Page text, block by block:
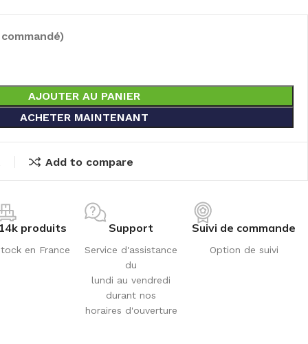
AJOUTER AU PANIER
ACHETER MAINTENANT
Add to compare
produits
en France
Support
Service d'assistance
du
lundi au vendredi
durant nos
horaires d'ouverture
Suivi de commande
Option de suivi